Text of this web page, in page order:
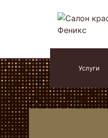
Услуги